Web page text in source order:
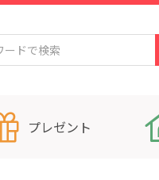
プレゼント